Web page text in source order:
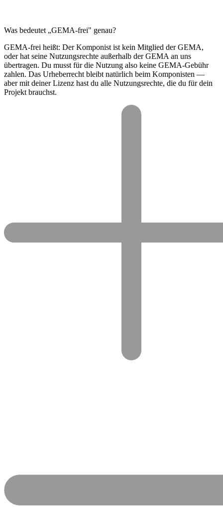
Was bedeutet „GEMA-frei" genau?
GEMA-frei heißt: Der Komponist ist kein Mitglied der GEMA,
oder hat seine Nutzungsrechte außerhalb der GEMA an uns
übertragen. Du musst für die Nutzung also keine GEMA-Gebühr
zahlen. Das Urheberrecht bleibt natürlich beim Komponisten —
aber mit deiner Lizenz hast du alle Nutzungsrechte, die du für dein
Projekt brauchst.